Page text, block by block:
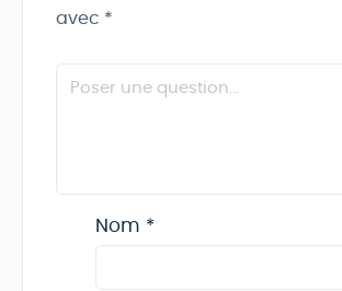
avec *
Nom *